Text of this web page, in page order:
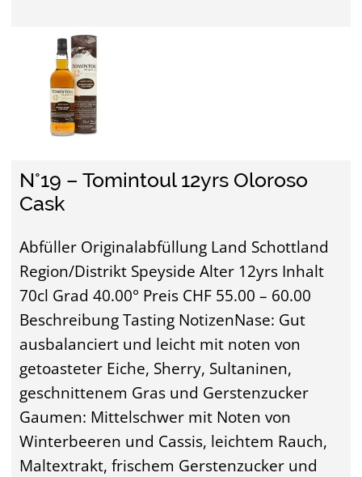
N°19 – Tomintoul 12yrs Oloroso
Cask
Abfüller Originalabfüllung Land Schottland
Region/Distrikt Speyside Alter 12yrs Inhalt
70cl Grad 40.00° Preis CHF 55.00 – 60.00
Beschreibung Tasting NotizenNase: Gut
ausbalanciert und leicht mit noten von
getoasteter Eiche, Sherry, Sultaninen,
geschnittenem Gras und Gerstenzucker
Gaumen: Mittelschwer mit Noten von
Winterbeeren und Cassis, leichtem Rauch,
Maltextrakt, frischem Gerstenzucker und